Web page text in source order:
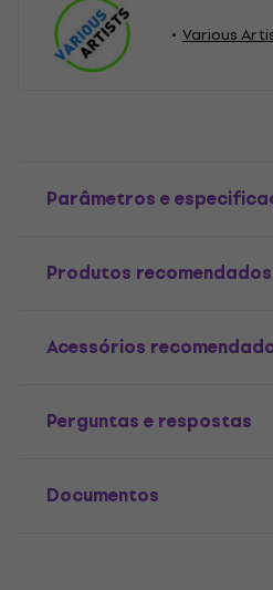
Various
Parâmetros e
Produtos recomendados
Acessórios
Perguntas e respostas
Documentos